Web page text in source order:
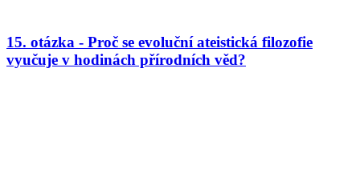
15. otázka - Proč se evoluční ateistická filozofie
vyučuje v hodinách přírodních věd?